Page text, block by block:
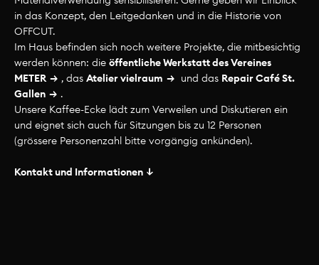
Wiederverwertung alles sein kann?
Auf Anfrage bieten wir Führungen und
Workshops für Gruppen an und vermieten
unsere Räumlichkeiten zu attraktiven
Konditionen. Unsere Angebote und
Räumlichkeiten eignen sich für Kurse,
Projektwochenauftakte, Geburtstage,
Weiterbildungen und noch für vieles mehr.
in das Konzept, den Leitgedanken und in die Historie von
OFFCUT.
Im Haus befinden sich noch weitere Projekte, die mitbesichtig
werden können: die öffentliche Werkstatt des Vereines
METER
, das Atelier vielraum und das Repair Café St.
Gallen
.
Unsere Kaffee-Ecke lädt zum Verweilen und Diskutieren ein
und eignet sich auch für Sitzungen bis zu 12 Personen
(grössere Personenzahl bitte vorgängig ankünden).
Kontakt und Informationen